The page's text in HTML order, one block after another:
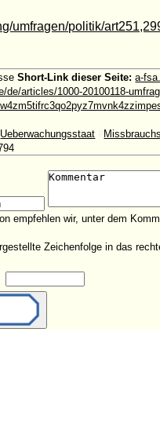
umfragen/politik/
Short-Link dieser Seite: a-
de/articles/1000-20100118-
Ueberwachungsstaat
empfehlen wir, unter dem
Zeichenfolge in das